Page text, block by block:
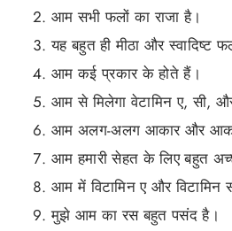
आम सभी फलों का राजा है।
यह बहुत ही मीठा और स्वादिष्ट
आम कई प्रकार के होते हैं।
आम से मिलेगा वेटामिन ए, सी,
आम अलग-अलग आकार और
आम हमारी सेहत के लिए बहुत
आम में विटामिन ए और विटामिन
मुझे आम का रस बहुत पसंद है।